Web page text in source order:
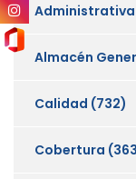
Administrativa
Almacén
Calidad (732)
Cobertura